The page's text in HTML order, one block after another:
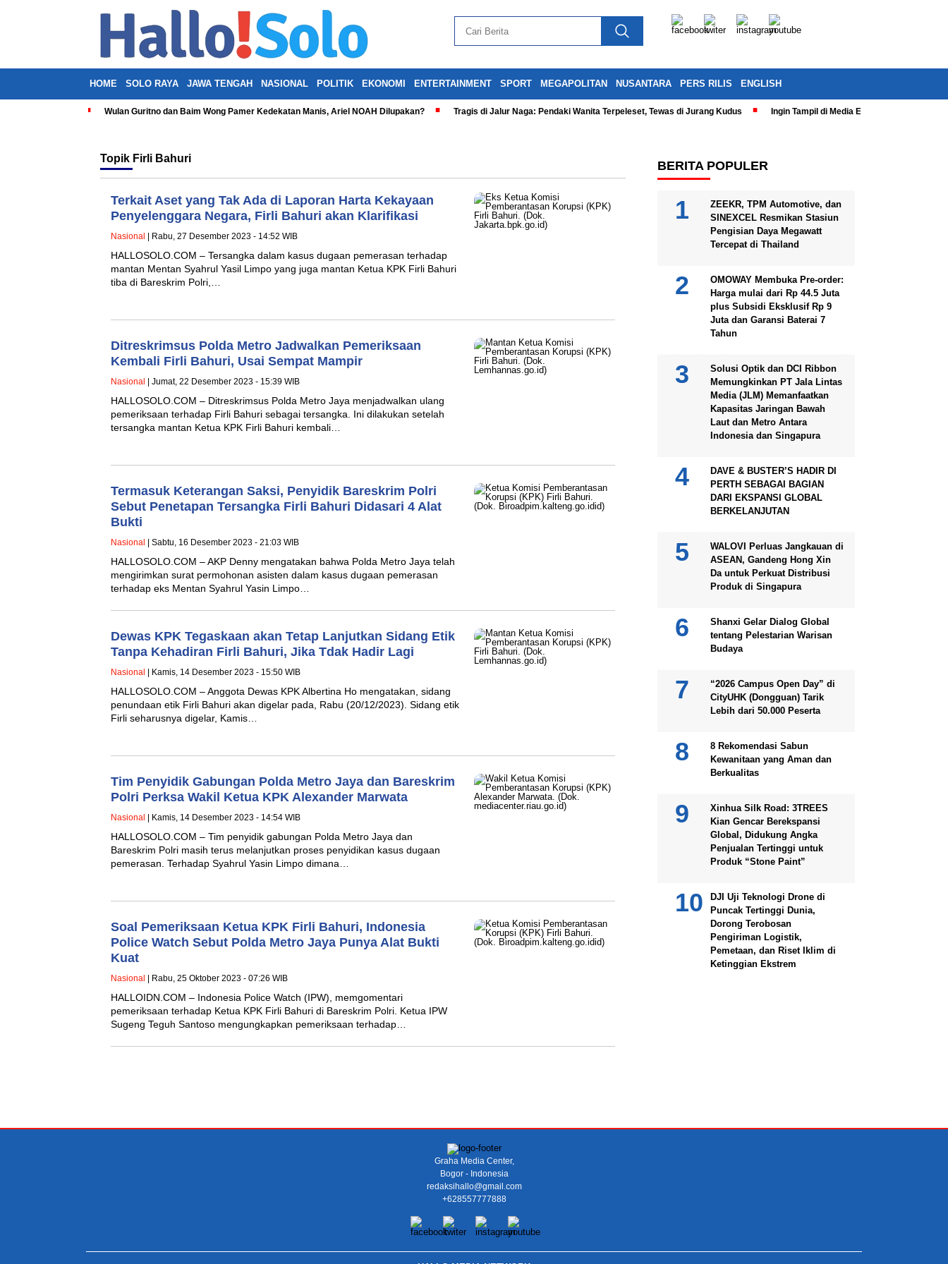
HOME SOLO RAYA JAWA TENGAH NASIONAL POLITIK EKONOMI ENTERTAINMENT SPORT MEGAPOLITAN NUSANTARA PERS RILIS ENGLISH
Wulan Guritno dan Baim Wong Pamer Kedekatan Manis, Ariel NOAH Dilupakan? Tragis di Jalur Naga: Pendaki Wanita Terpeleset, Tewas di Jurang Kudus Ingin Tampil di Media Ekonomi dan Bisnis
Topik Firli Bahuri
Terkait Aset yang Tak Ada di Laporan Harta Kekayaan
Penyelenggara Negara, Firli Bahuri akan Klarifikasi
Nasional | Rabu, 27 Desember 2023 - 14:52 WIB
HALLOSOLO.COM – Tersangka dalam kasus dugaan pemerasan terhadap
mantan Mentan Syahrul Yasil Limpo yang juga mantan Ketua KPK Firli Bahuri
tiba di Bareskrim Polri,…
Ditreskrimsus Polda Metro Jadwalkan Pemeriksaan
Kembali Firli Bahuri, Usai Sempat Mampir
Nasional | Jumat, 22 Desember 2023 - 15:39 WIB
HALLOSOLO.COM – Ditreskrimsus Polda Metro Jaya menjadwalkan ulang
pemeriksaan terhadap Firli Bahuri sebagai tersangka. Ini dilakukan setelah
tersangka mantan Ketua KPK Firli Bahuri kembali…
Termasuk Keterangan Saksi, Penyidik Bareskrim Polri
Sebut Penetapan Tersangka Firli Bahuri Didasari 4 Alat
Bukti
Nasional | Sabtu, 16 Desember 2023 - 21:03 WIB
HALLOSOLO.COM – AKP Denny mengatakan bahwa Polda Metro Jaya telah
mengirimkan surat permohonan asisten dalam kasus dugaan pemerasan
terhadap eks Mentan Syahrul Yasin Limpo…
Dewas KPK Tegaskaan akan Tetap Lanjutkan Sidang Etik
Tanpa Kehadiran Firli Bahuri, Jika Tdak Hadir Lagi
Nasional | Kamis, 14 Desember 2023 - 15:50 WIB
HALLOSOLO.COM – Anggota Dewas KPK Albertina Ho mengatakan, sidang
penundaan etik Firli Bahuri akan digelar pada, Rabu (20/12/2023). Sidang etik
Firli seharusnya digelar, Kamis…
Tim Penyidik Gabungan Polda Metro Jaya dan Bareskrim
Polri Perksa Wakil Ketua KPK Alexander Marwata
Nasional | Kamis, 14 Desember 2023 - 14:54 WIB
HALLOSOLO.COM – Tim penyidik gabungan Polda Metro Jaya dan
Bareskrim Polri masih terus melanjutkan proses penyidikan kasus dugaan
pemerasan. Terhadap Syahrul Yasin Limpo dimana…
Soal Pemeriksaan Ketua KPK Firli Bahuri, Indonesia
Police Watch Sebut Polda Metro Jaya Punya Alat Bukti
Kuat
Nasional | Rabu, 25 Oktober 2023 - 07:26 WIB
HALLOIDN.COM – Indonesia Police Watch (IPW), memgomentari
pemeriksaan terhadap Ketua KPK Firli Bahuri di Bareskrim Polri. Ketua IPW
Sugeng Teguh Santoso mengungkapkan pemeriksaan terhadap…
BERITA POPULER
ZEEKR, TPM Automotive, dan
SINEXCEL Resmikan Stasiun
Pengisian Daya Megawatt
Tercepat di Thailand
OMOWAY Membuka Pre-order:
Harga mulai dari Rp 44.5 Juta
plus Subsidi Eksklusif Rp 9
Juta dan Garansi Baterai 7
Tahun
Solusi Optik dan DCI Ribbon
Memungkinkan PT Jala Lintas
Media (JLM) Memanfaatkan
Kapasitas Jaringan Bawah
Laut dan Metro Antara
Indonesia dan Singapura
DAVE & BUSTER’S HADIR DI
PERTH SEBAGAI BAGIAN
DARI EKSPANSI GLOBAL
BERKELANJUTAN
WALOVI Perluas Jangkauan di
ASEAN, Gandeng Hong Xin
Da untuk Perkuat Distribusi
Produk di Singapura
Shanxi Gelar Dialog Global
tentang Pelestarian Warisan
Budaya
“2026 Campus Open Day” di
CityUHK (Dongguan) Tarik
Lebih dari 50.000 Peserta
8 Rekomendasi Sabun
Kewanitaan yang Aman dan
Berkualitas
Xinhua Silk Road: 3TREES
Kian Gencar Berekspansi
Global, Didukung Angka
Penjualan Tertinggi untuk
Produk “Stone Paint”
DJI Uji Teknologi Drone di
Puncak Tertinggi Dunia,
Dorong Terobosan
Pengiriman Logistik,
Pemetaan, dan Riset Iklim di
Ketinggian Ekstrem
Graha Media Center,
Bogor - Indonesia
redaksihallo@gmail.com
+628557777888